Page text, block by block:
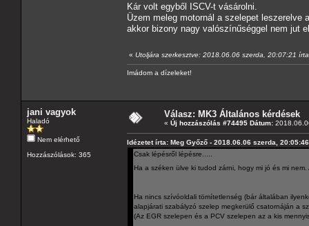
Kár volt egyből ISCV-t vásárolni.
Üzem meleg motornál a szelepet
akkor bizony nagy valószínűséggel nem jut
« Utoljára szerkesztve: 2018.06.06 szerda, 20:07:21
Imádom a dízeleket!
jani vagyok
Haladó
Nem elérhető
Hozzászólások: 365
Válasz: MK3 Általános kérdések
« Új hozzászólás #74495 Dátum:
Idézetet írta: Meg Győző - 2018.06.06 szerda, 20:05:46
Csak lépésről lépésre.....
Ha a széken ülve ki tudod zárni, hogy mi jó és mi
Ha nincs szívóoldali tömítetlenség (bár általában
alapjárati szabályzó szelep megkerülő csatornáján a
(Az EGR szelepen és a PCV szelepen az a kis